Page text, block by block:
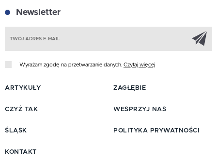
Newsletter
Wyrażam zgodę na przetwarzanie danych. Czytaj więcej
ARTYKUŁY
CZYŻ TAK
ŚLĄSK
ZAGŁĘBIE
WESPRZYJ NAS
POLITYKA PRYWATNOŚCI
KONTAKT